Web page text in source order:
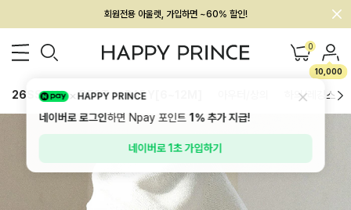
회원전용 아울렛, 가입하면 ~60% 할인!
멤버십 최대 28,000원 혜택 0
10,000
26SS 신상 BEST BABY[6~12M] 하의/레깅스
HAPPY PRINCE
네이버로 로그인하면 Npay 포인트1%추가 지급!
네이버로 1초 가입하기